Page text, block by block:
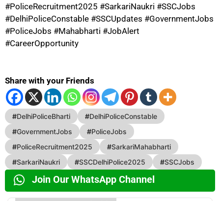
#PoliceRecruitment2025 #SarkariNaukri #SSCJobs
#DelhiPoliceConstable #SSCUpdates #GovernmentJobs
#PoliceJobs #Mahabharti #JobAlert
#CareerOpportunity
Share with your Friends
#DelhiPoliceBharti #DelhiPoliceConstable
#GovernmentJobs #PoliceJobs
#PoliceRecruitment2025 #SarkariMahabharti
#SarkariNaukri #SSCDelhiPolice2025 #SSCJobs
Join Our WhatsApp Channel